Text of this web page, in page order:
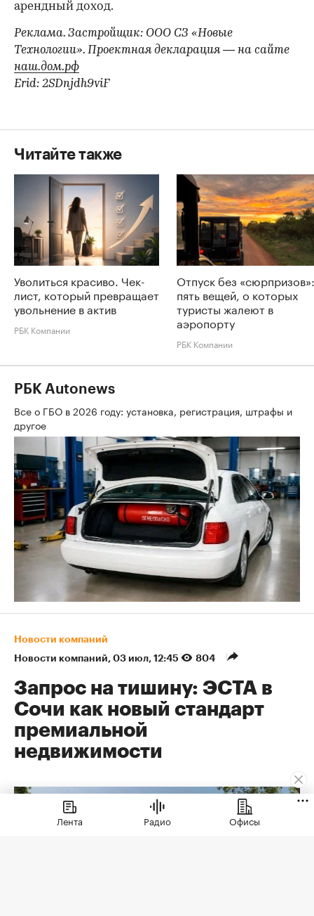
арендный доход.
Реклама. Застройщик: ООО СЗ «Новые
Технологии». Проектная декларация — на сайте
наш.дом.рф
Erid: 2SDnjdh9viF
Читайте также
Уволиться красиво. Чек-
лист, который превращает
увольнение в актив
РБК Компании
Отпуск без «сюрпризов»:
пять вещей, о которых
туристы жалеют в
аэропорту
РБК Компании
РБК Autonews
Все о ГБО в 2026 году: установка, регистрация, штрафы и
другое
Новости компаний
Новости компаний⁠, 03 июл, 12:45 804
Запрос на тишину: ЭСТА в
Сочи как новый стандарт
премиальной
недвижимости
Лента Радио Офисы